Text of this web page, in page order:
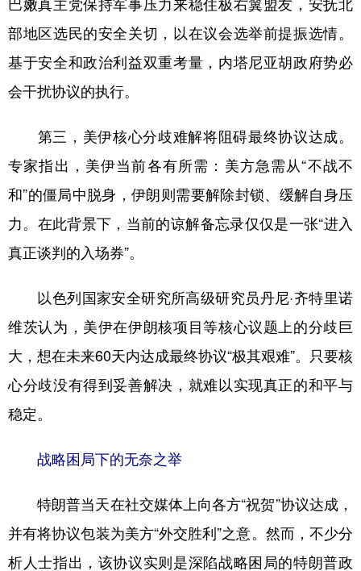
巴嫩真主党保持军事压力来稳住极右翼盟友，安抚北
部地区选民的安全关切，以在议会选举前提振选情。
基于安全和政治利益双重考量，内塔尼亚胡政府势必
会干扰协议的执行。
第三，美伊核心分歧难解将阻碍最终协议达成。
专家指出，美伊当前各有所需：美方急需从“不战不
和”的僵局中脱身，伊朗则需要解除封锁、缓解自身压
力。在此背景下，当前的谅解备忘录仅仅是一张“进入
真正谈判的入场券”。
以色列国家安全研究所高级研究员丹尼·齐特里诺
维茨认为，美伊在伊朗核项目等核心议题上的分歧巨
大，想在未来60天内达成最终协议“极其艰难”。只要核
心分歧没有得到妥善解决，就难以实现真正的和平与
稳定。
战略困局下的无奈之举
特朗普当天在社交媒体上向各方“祝贺”协议达成，
并有将协议包装为美方“外交胜利”之意。然而，不少分
析人士指出，该协议实则是深陷战略困局的特朗普政